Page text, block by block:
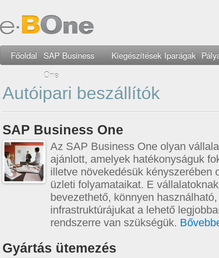
Főoldal
SAP Business
One
Kiegészítések Iparágak
Autóipari beszállítók
SAP Business One
Az SAP Business One olyan
ajánlott, amelyek hatékonyságuk
illetve növekedésük kényszerében
üzleti folyamataikat. E
bevezethető, könnyen
infrastruktúrájukat a lehető
rendszerre van szükségük.
Gyártás ütemezés